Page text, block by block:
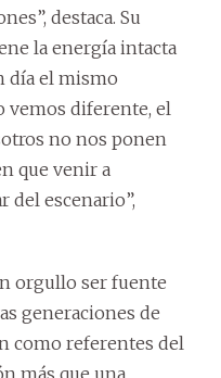
destaca. Su
la energía intacta
día el mismo
vemos diferente, el
no nos ponen
que venir a
del escenario”,
orgullo ser fuente
generaciones de
como referentes del
más que una